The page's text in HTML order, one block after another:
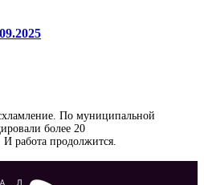
По муниципальной
более 20
работа продолжится.